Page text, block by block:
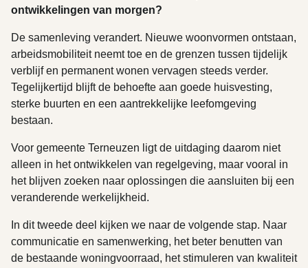
ontwikkelingen van morgen?
De samenleving verandert. Nieuwe woonvormen ontstaan,
arbeidsmobiliteit neemt toe en de grenzen tussen tijdelijk
verblijf en permanent wonen vervagen steeds verder.
Tegelijkertijd blijft de behoefte aan goede huisvesting,
sterke buurten en een aantrekkelijke leefomgeving
bestaan.
Voor gemeente Terneuzen ligt de uitdaging daarom niet
alleen in het ontwikkelen van regelgeving, maar vooral in
het blijven zoeken naar oplossingen die aansluiten bij een
veranderende werkelijkheid.
In dit tweede deel kijken we naar de volgende stap. Naar
communicatie en samenwerking, het beter benutten van
de bestaande woningvoorraad, het stimuleren van kwaliteit